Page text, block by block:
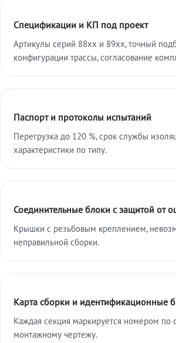
Спецификации и КП под проект
Артикулы серий 88xx и 89xx, точный
конфигурации трассы, согласование
Паспорт и протоколы испытаний
Перегрузка до 120 %, срок службы
характеристики по типу.
Соединительные блоки с защитой от
Крышки с резьбовым креплением,
неправильной сборки.
Карта сборки и идентификационные
Каждая секция маркируется номером по
монтажному чертежу.